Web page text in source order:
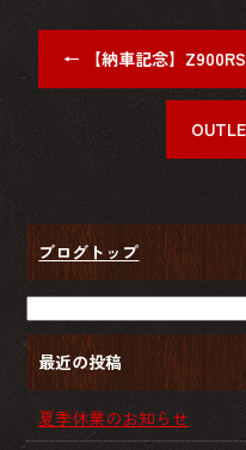
← 【納車記念】
ブログトップ
最近の投稿
夏季休業のお知らせ